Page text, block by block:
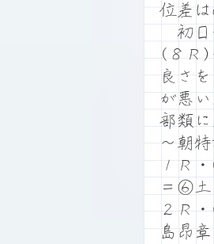
位差
初日
(８Ｒ)
良さ
が悪
部類に
～朝
１Ｒ
＝⑥土
２Ｒ
島昂